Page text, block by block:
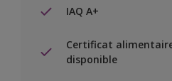
IAQ A+
Certificat
disponible